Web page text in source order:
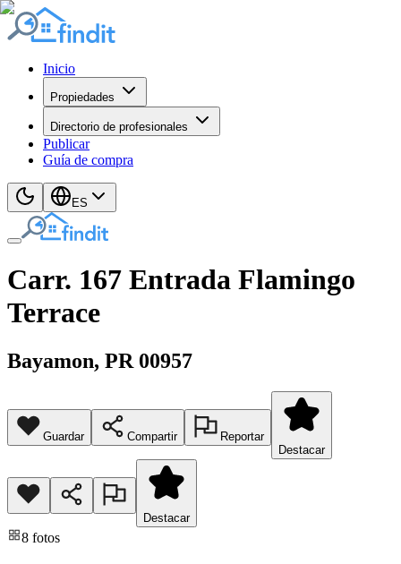
Inicio
Propiedades
Directorio de profesionales
Publicar
Guía de compra
ES
Carr. 167 Entrada Flamingo
Terrace
Bayamon, PR 00957
Guardar Compartir
Reportar
Destacar
Destacar
8 fotos